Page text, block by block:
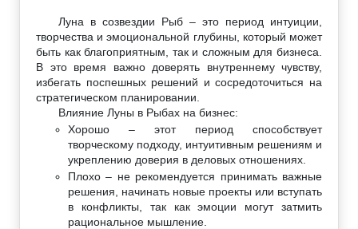
Луна в созвездии Рыб – это период интуиции,
творчества и эмоциональной глубины, который может
быть как благоприятным, так и сложным для бизнеса.
В это время важно доверять внутреннему чувству,
избегать поспешных решений и сосредоточиться на
стратегическом планировании.
Влияние Луны в Рыбах на бизнес:
Хорошо – этот период способствует
творческому подходу, интуитивным решениям и
укреплению доверия в деловых отношениях.
Плохо – не рекомендуется принимать важные
решения, начинать новые проекты или вступать
в конфликты, так как эмоции могут затмить
рациональное мышление.